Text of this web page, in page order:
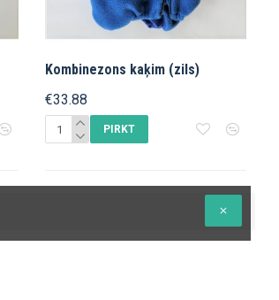
Kombinezons kaķim (zils)
€33.88
PIRKT